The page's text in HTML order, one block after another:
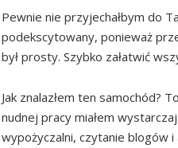
Pewnie nie przyjechałbym do
podekscytowany, ponieważ
był prosty. Szybko załatwić
Jak znalazłem ten samochód?
nudnej pracy miałem
wypożyczalni, czytanie blogów i